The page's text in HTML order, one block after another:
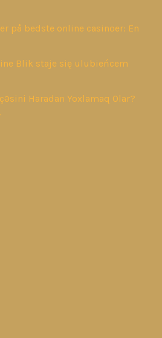
på bedste online casinoer: En
Blik staje się ulubieńcem
Haradan Yoxlamaq Olar?